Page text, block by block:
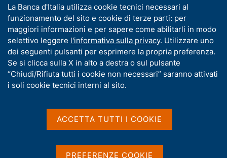
n
u
d
i
n
a
v
i
g
a
g
e
l
s
t
Eurosistema
CondividiS
t
a
m
a
a
IN QUESTA PAGINA
I
n
f
o
r
m
a
t
La Banca d'Italia utilizza cookie tecnici necessari al
funzionamento del sito e cookie di terze parti: per
maggiori informazioni e per sapere come abilitarli in modo
selettivo leggere l'informativa sulla privacy. Utilizzare uno
dei seguenti pulsanti per esprimere la propria preferenza.
Se si clicca sulla X in alto a destra o sul pulsante
“Chiudi/Rifiuta tutti i cookie non necessari” saranno attivati
i soli cookie tecnici interni al sito.
ACCETTA TUTTI I COOKIE
PREFERENZE COOKIE